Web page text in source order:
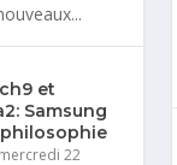
et
Samsung
mercredi 22